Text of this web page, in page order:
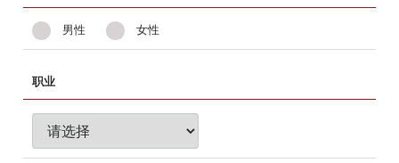
男性 女性
职业